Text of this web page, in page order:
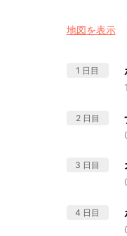
地図を表示
1 日目
2 日目
3 日目
4 日目